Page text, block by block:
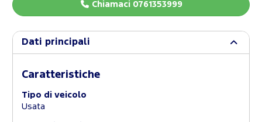
Chiamaci 0761353999
Dati principali
Caratteristiche
Tipo di veicolo
Usata